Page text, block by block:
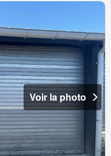
Voir la photo